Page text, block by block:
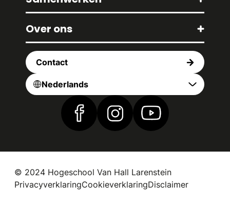
Over ons
Contact
Nederlands
Vind ons op Facebook
Vind ons op Instagram
Vind ons op
© 2024 Hogeschool Van Hall Larenstein
PrivacyverklaringCookieverklaringDisclaimer